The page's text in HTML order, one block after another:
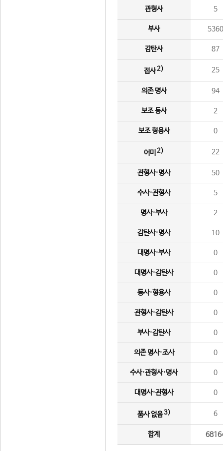
관형사 5
부사 5360
감탄사 87
접사2) 25
의존 명사 94
보조 동사 2
보조 형용사 0
어미 2) 22
관형사·명사 50
수사·관형사 5
명사·부사 2
감탄사·명사 10
대명사·부사 0
대명사·감탄사 0
동사·형용사 0
관형사·감탄사 0
부사·감탄사 0
의존 명사·조사 0
수사·관형사·명사 0
대명사·관형사 0
품사 없음3) 6
합계